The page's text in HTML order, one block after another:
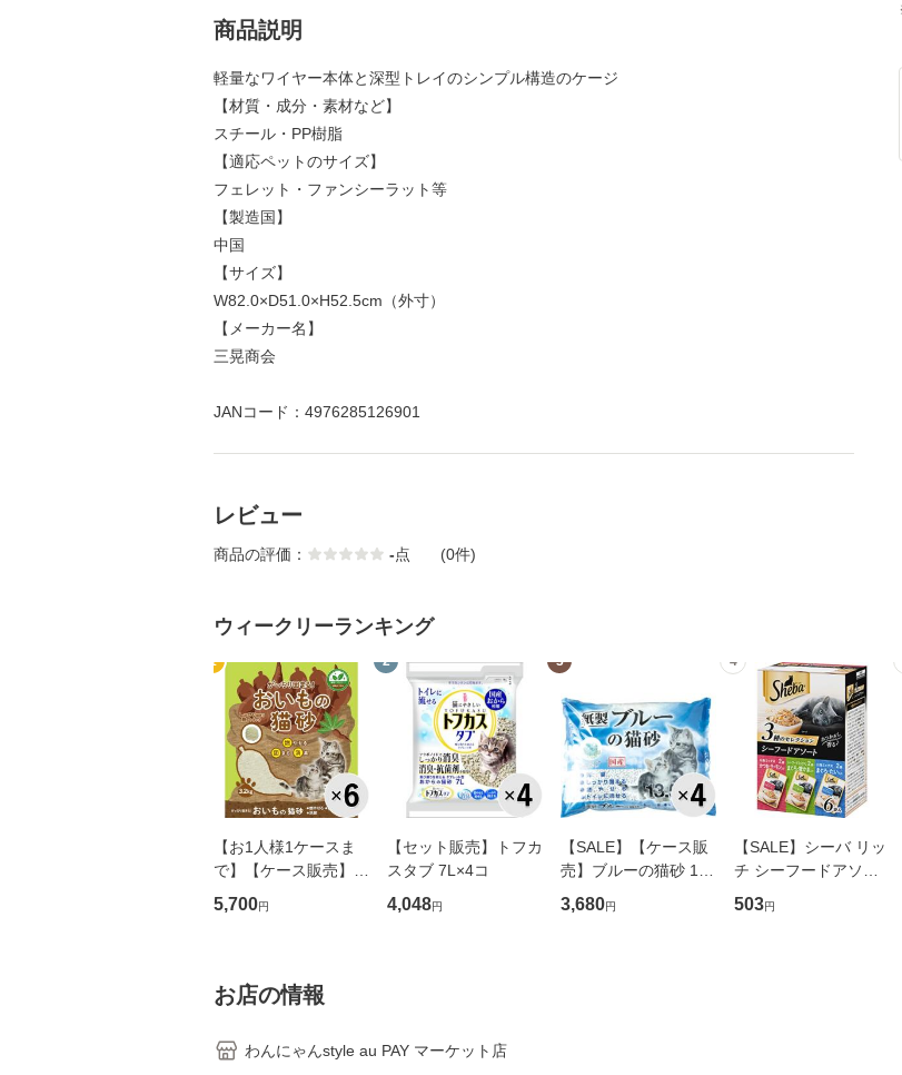
商品説明
軽量なワイヤー本体と深型トレイのシンプル構造のケージ
【材質・成分・素材など】
スチール・PP樹脂
【適応ペットのサイズ】
フェレット・ファンシーラット等
【製造国】
中国
【サイズ】
W82.0×D51.0×H52.5cm（外寸）
【メーカー名】
三晃商会
JANコード：4976285126901
レビュー
商品の評価： -点 (0件)
ウィークリーランキング
1
【お1人様1ケースま
で】【ケース販売】が
っちり固まる おいも
の猫砂 3.2kg×6コ
5,700円
2
【セット販売】トフカ
スタブ 7L×4コ
4,048円
3
【SALE】【ケース販
売】ブルーの猫砂 13.
5L×4袋
3,680円
4
【SALE】シーバ リッ
チ シーフードアソー
ト 35g×6袋パック
503円
お店の情報
わんにゃんstyle au PAY マーケット店